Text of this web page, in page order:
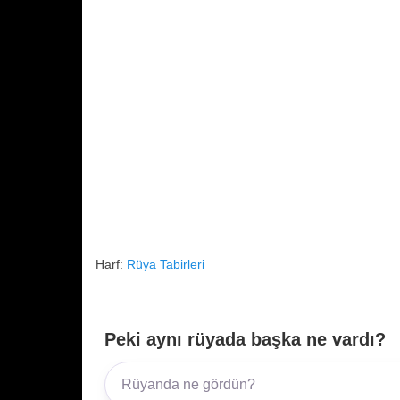
Harf: Rüya Tabirleri
Peki aynı rüyada başka ne vardı?